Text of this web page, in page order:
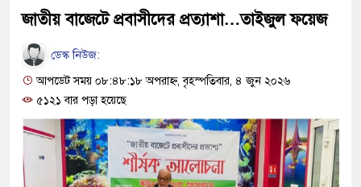
জাতীয় বাজেটে প্রবাসীদের প্রত্যাশা…তাইজুল ফয়েজ
ডেস্ক নিউজ:
আপডেট সময় ০৮:৪৮:১৮ অপরাহ্ন, বৃহস্পতিবার, ৪ জুন ২০২৬
৫১২১ বার পড়া হয়েছে